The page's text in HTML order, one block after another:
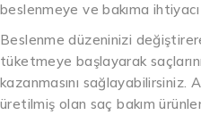
beslenmeye ve bakıma
Beslenme düzeninizi
tüketmeye başlayarak
kazanmasını sağlayabilirsiniz.
üretilmiş olan saç bakım